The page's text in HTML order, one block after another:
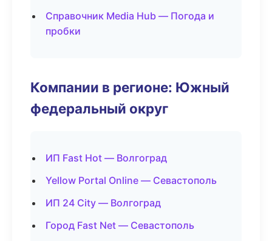
Справочник Media Hub — Погода и
пробки
Компании в регионе: Южный
федеральный округ
ИП Fast Hot — Волгоград
Yellow Portal Online — Севастополь
ИП 24 City — Волгоград
Город Fast Net — Севастополь